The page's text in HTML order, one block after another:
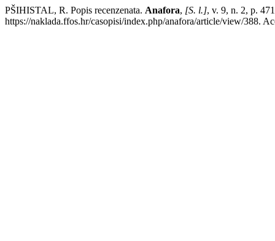
PŠIHISTAL, R. Popis recenzenata. Anafora, [S. l.], v. 9, n. 2, p.
https://naklada.ffos.hr/casopisi/index.php/anafora/article/view/388.